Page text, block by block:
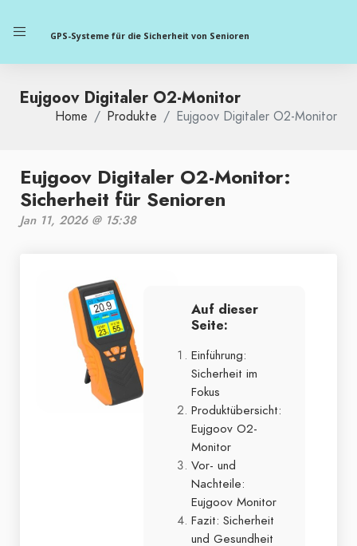
GPS-Systeme für die Sicherheit von Senioren
Eujgoov Digitaler O2-Monitor
Home Produkte Eujgoov Digitaler O2-Monitor
Eujgoov Digitaler O2-Monitor:
Sicherheit für Senioren
Jan 11, 2026 @ 15:38
Auf dieser
Seite:
Einführung:
Sicherheit im
Fokus
Produktübersicht:
Eujgoov O2-
Monitor
Vor- und
Nachteile:
Eujgoov Monitor
Fazit: Sicherheit
und Gesundheit